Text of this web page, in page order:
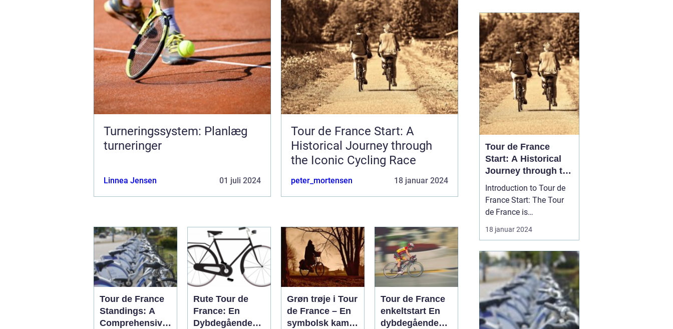
Turneringssystem: Planlæg
turneringer
Linnea Jensen 01 juli 2024
Tour de France Start: A
Historical Journey through
the Iconic Cycling Race
peter_mortensen 18 januar 2024
Tour de France
Standings: A
Comprehensive
Rute Tour de
France: En
Dybdegående
Grøn trøje i Tour
de France – En
symbolsk kamp
Tour de France
enkeltstart En
dybdegående
effektiv konkurrence. Når
en tennis turnering
organiseres, er der en
lang række aspekter at
vurdere, herunder
seeding, turnerin...
Tour de France
Start: A Historical
Journey through the
Iconic Cycling Race
Introduction to Tour de
France Start: The Tour
de France is
undoubtedly one of the
most prestigious and
the world. Each year,
professional cyclists
from around the globe
gather for this epic
event, showcasing their
endurance...
18 januar 2024